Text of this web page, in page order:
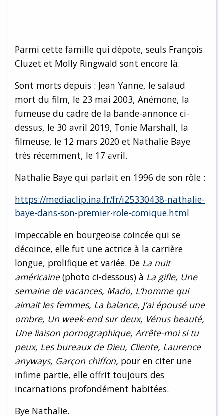
Parmi cette famille qui dépote, seuls François
Cluzet et Molly Ringwald sont encore là.
Sont morts depuis : Jean Yanne, le salaud
mort du film, le 23 mai 2003, Anémone, la
fumeuse du cadre de la bande-annonce ci-
dessus, le 30 avril 2019, Tonie Marshall, la
filmeuse, le 12 mars 2020 et Nathalie Baye
très récemment, le 17 avril.
Nathalie Baye qui parlait en 1996 de son rôle :
https://mediaclip.ina.fr/fr/i25330438-nathalie-
baye-dans-son-premier-role-comique.html
Impeccable en bourgeoise coincée qui se
décoince, elle fut une actrice à la carrière
longue, prolifique et variée. De La nuit
américaine(photo ci-dessous) à La gifle, Une
semaine de vacances, Mado, L’homme qui
aimait les femmes, La balance, J’ai épousé une
ombre, Un week-end sur deux, Vénus beauté,
Une liaison pornographique, Arrête-moi si tu
peux, Les bureaux de Dieu, Cliente, Laurence
anyways, Garçon chiffon, pour en citer une
infime partie, elle offrit toujours des
incarnations profondément habitées.
Bye Nathalie.